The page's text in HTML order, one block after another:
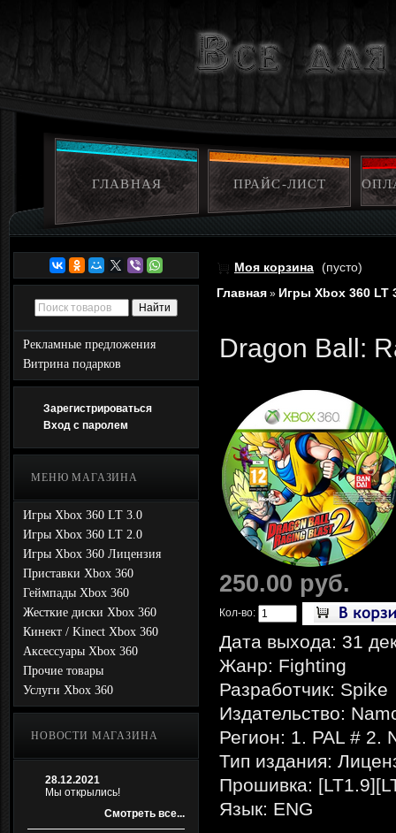
ГЛАВНАЯ ПРАЙС-ЛИСТ
Рекламные предложения
Витрина подарков
Зарегистрироваться
Вход с паролем
МЕНЮ МАГАЗИНА
Игры Xbox 360 LT 3.0
Игры Xbox 360 LT 2.0
Игры Xbox 360 Лицензия
Приставки Xbox 360
Геймпады Xbox 360
Жесткие диски Xbox 360
Кинект / Kinect Xbox 360
Аксессуары Xbox 360
Прочие товары
Услуги Xbox 360
НОВОСТИ МАГАЗИНА
28.12.2021
Мы открылись!
Смотреть все...
Моя корзина (пусто)
Главная » Игры Xbox 360 LT
Dragon Ball:
250.00 руб.
Кол-во:
Дата выхода: 31
Жанр: Fighting
Разработчик: Spike
Издательство:
Регион: 1. PAL # 2.
Тип издания:
Прошивка:
Язык: ENG